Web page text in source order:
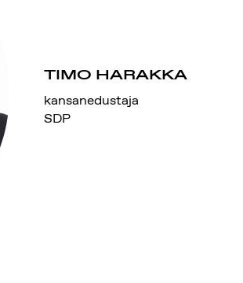
TIMO HARAKKA
kansanedustaja
SDP